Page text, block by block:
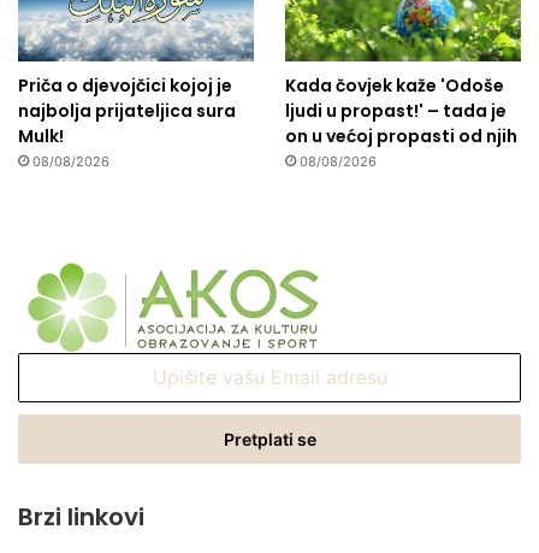
Priča o djevojčici kojoj je
najbolja prijateljica sura
Mulk!
08/08/2026
Kada čovjek kaže 'Odoše
ljudi u propast!' – tada je
on u većoj propasti od njih
08/08/2026
Email
Brzi linkovi